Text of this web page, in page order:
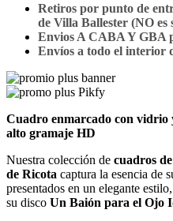
Retiros por punto de
de Villa Ballester (NO es
Envios A CABA Y GBA
Envíos a todo el interior
Cuadro enmarcado con vidrio
alto gramaje HD
Nuestra colección de cuadros
de Ricota captura la esencia de
presentados en un elegante
su disco Un Baión para el Ojo